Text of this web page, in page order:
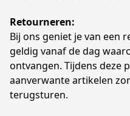
Retourneren:
Bij ons geniet je van een
geldig vanaf de dag
ontvangen. Tijdens deze
aanverwante artikelen
terugsturen.